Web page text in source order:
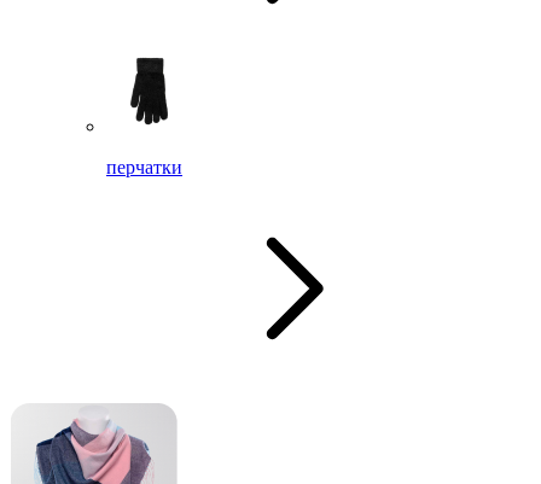
перчатки